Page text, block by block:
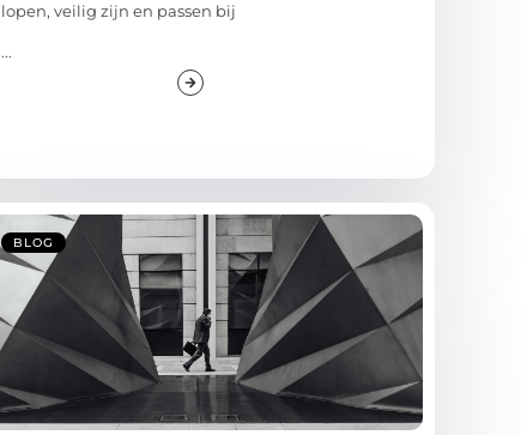
lopen, veilig zijn en passen bij
...
BLOG